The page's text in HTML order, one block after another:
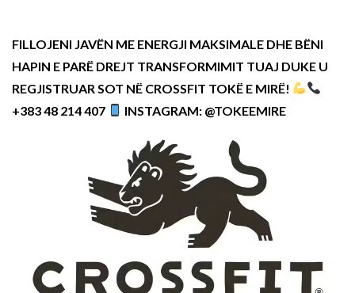
FILLOJENI JAVËN ME ENERGJI MAKSIMALE DHE BËNI
HAPIN E PARË DREJT TRANSFORMIMIT TUAJ DUKE U
REGJISTRUAR SOT NË CROSSFIT TOKË E MIRË!
+383 48 214 407
INSTAGRAM: @TOKEEMIRE